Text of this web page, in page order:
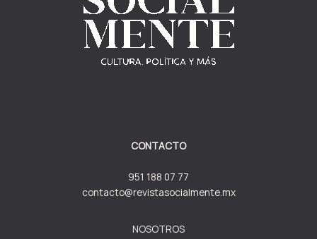
CONTACTO
951 188 07 77
contacto@revistasocialmente.mx
NOSOTROS